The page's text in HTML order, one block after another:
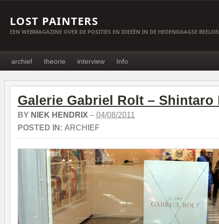
LOST PAINTERS
EEN WEBMAGAZINE OVER DE POSITIES EN IDEEËN IN DE HEDENDAAGSE
archief theorie interview Info
Galerie Gabriel Rolt – Shintaro
BY NIEK HENDRIX – 04/08/2011
POSTED IN: ARCHIEF